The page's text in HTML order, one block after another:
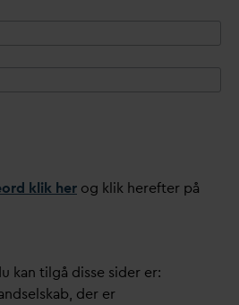
klik her og klik herefter på
kan tilgå disse sider er:
der er